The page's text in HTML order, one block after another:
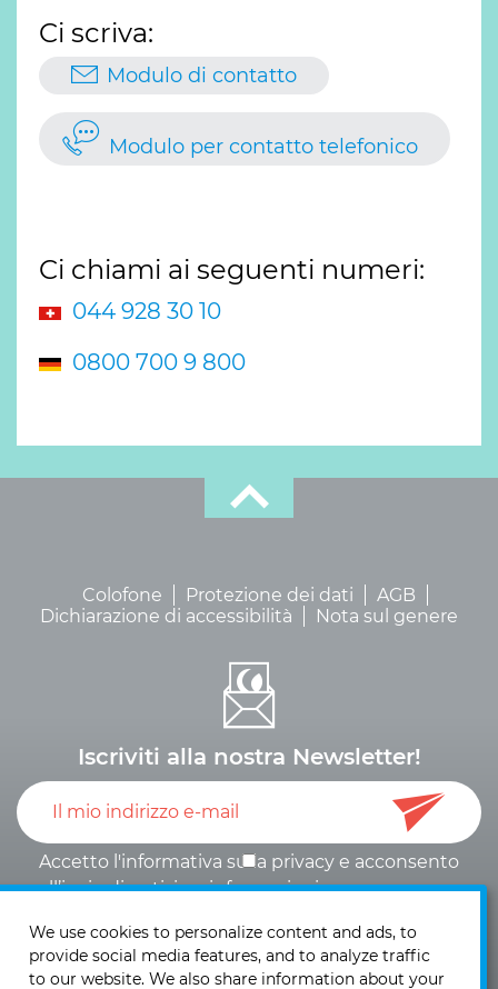
Ci scriva:
Modulo di contatto
Modulo per contatto telefonico
Ci chiami ai seguenti numeri:
044 928 30 10
0800 700 9 800
Colofone Protezione dei dati
AGB
Dichiarazione di accessibilità
Nota sul genere
Iscriviti alla nostra Newsletter!
Accetto l'informativa sulla privacy e acconsento
all’invio di notizie e informazioni.
We use cookies to personalize content and ads, to
provide social media features, and to analyze traffic
to our website. We also share information about your